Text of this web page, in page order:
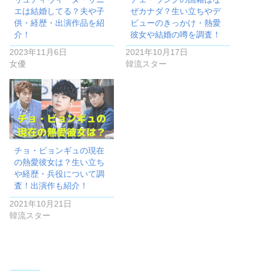
エは結婚してる？夫や子
供・経歴・出演作品を紹
介！
2023年11月6日
女優
ぜカナダ？生い立ちやデ
ビューのきっかけ・熱愛
彼女や結婚の噂を調査！
2021年10月17日
韓流スター
チョ・ビョンギュの現在
の熱愛彼女は？生い立ち
や経歴・兵役について調
査！出演作も紹介！
2021年10月21日
韓流スター